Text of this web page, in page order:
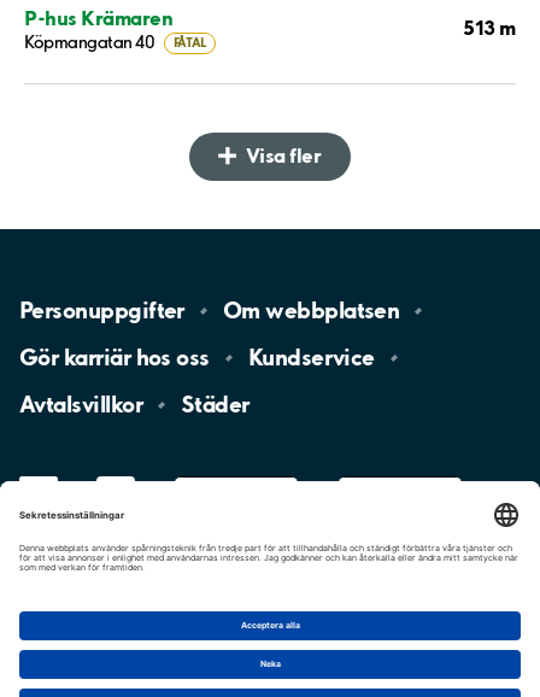
P-hus Krämaren
Köpmangatan 40 FÅTAL
513 m
Visa fler
Personuppgifter Omwebbplatsen
Gör karriär hososs
Kundservice
Avtalsvillkor
Städer
Cookie-inställningar